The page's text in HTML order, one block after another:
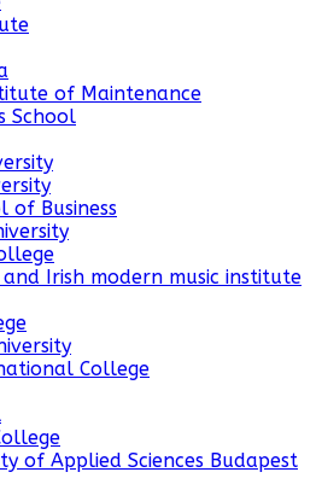
of Maintenance
School
of Business
and Irish modern music institute
College
of Applied Sciences Budapest